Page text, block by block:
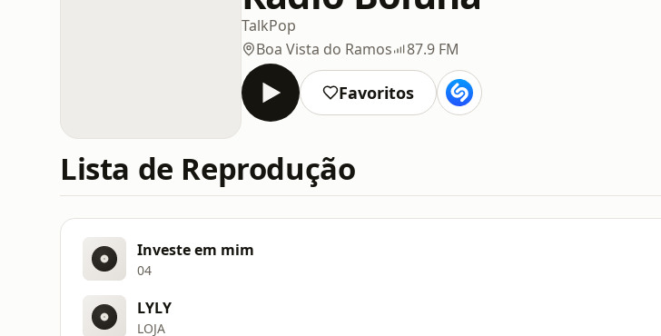
TalkPop
Boa Vista do Ramos
87.9 FM
Favoritos
Lista de Reprodução
Investe em mim
04
LYLY
LOJA